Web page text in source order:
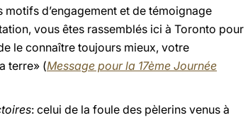
d’engagement et de témoignage
vous êtes rassemblés ici à Toronto pour
le connaître toujours mieux, votre
terre» (Message pour la 17ème Journée
: celui de la foule des pèlerins venus à